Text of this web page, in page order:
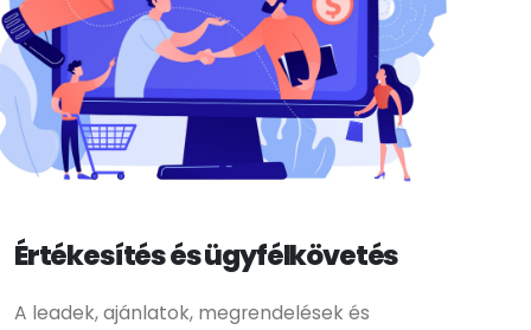
Értékesítés és ügyfélkövetés
A leadek, ajánlatok, megrendelések és